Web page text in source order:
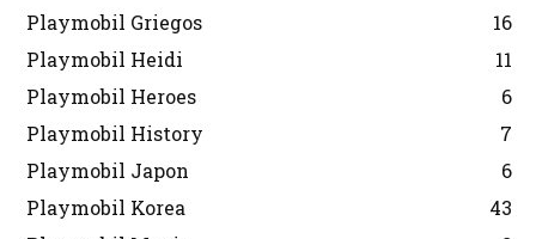
Playmobil Griegos
16
Playmobil Heidi
11
Playmobil Heroes
6
Playmobil History
7
Playmobil Japon
6
Playmobil Korea
43